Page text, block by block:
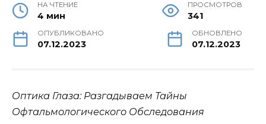
НА ЧТЕНИЕ
4 мин
ПРОСМОТРОВ
341
ОПУБЛИКОВАНО
07.12.2023
ОБНОВЛЕНО
07.12.2023
Оптика Глаза: Разгадываем Тайны
Офтальмологического Обследования